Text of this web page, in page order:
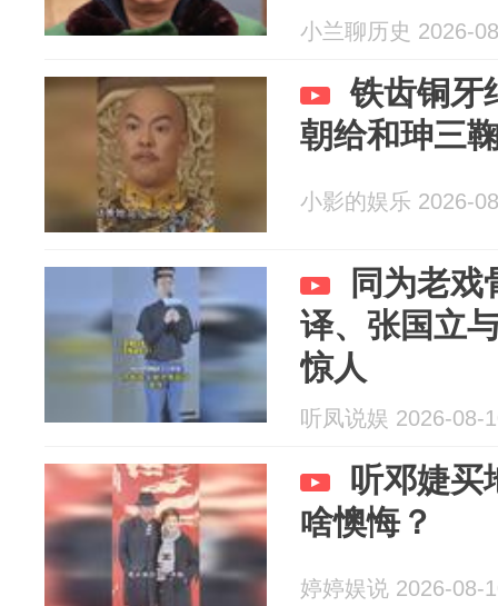
小兰聊历史 2026-
铁齿铜牙
朝给和珅三
小影的娱乐 2026-
同为老戏
译、张国立
惊人
听凤说娱 2026-08-
听邓婕买
啥懊悔？
婷婷娱说 2026-08-